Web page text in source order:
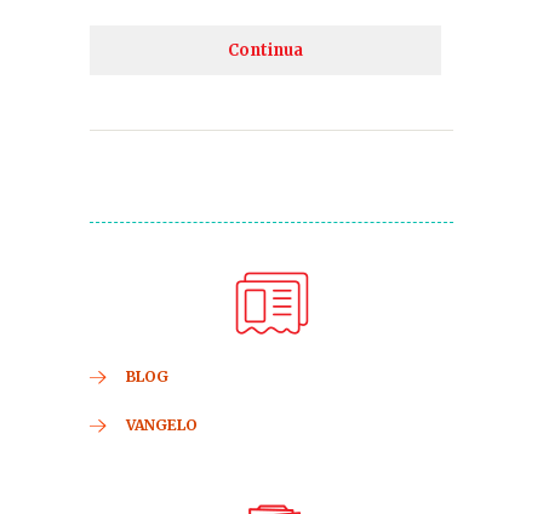
Continua
BLOG
VANGELO